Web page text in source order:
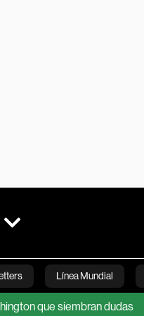
Línea Mundial
Bloomberg
siembran dudas